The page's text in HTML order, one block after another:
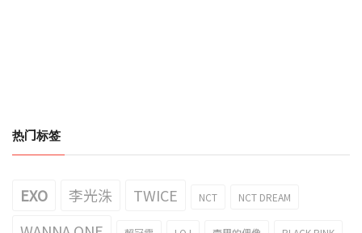
热门标签
EXO 李光洙 TWICE NCT NCT DREAM